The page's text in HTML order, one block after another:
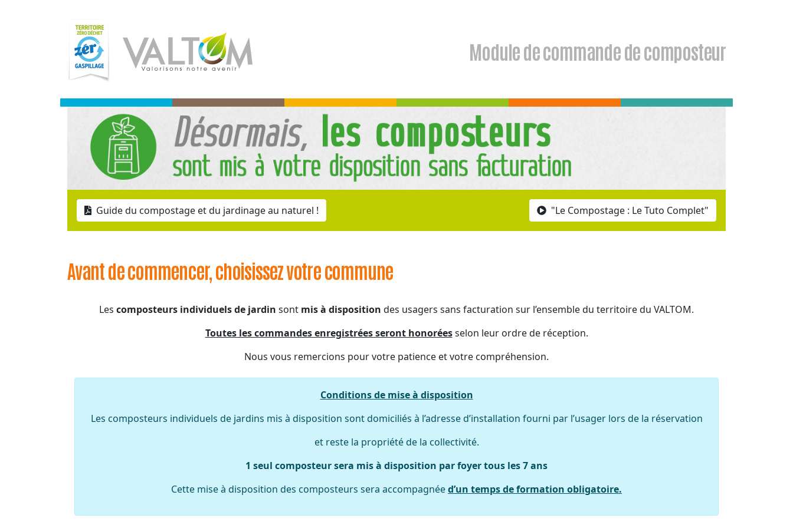
Module de commande de composteur
Guide du compostage et du jardinage au naturel ! "Le Compostage : Le Tuto Complet"
Avant de commencer, choisissez votre commune
Les composteurs individuels de jardin sont mis à disposition des usagers sans facturation sur l’ensemble du territoire du VALTOM.
Toutes les commandes enregistrées seront honoréesselon leur ordre de réception.
Nous vous remercions pour votre patience et votre compréhension.
Conditions de mise à disposition
Les composteurs individuels de jardins mis à disposition sont domiciliés à l’adresse d’installation fourni par l’usager lors de la réservation
et reste la propriété de la collectivité.
1 seul composteur sera mis à disposition par foyer tous les 7 ans
Cette mise à disposition des composteurs sera accompagnéed’un temps de formation obligatoire.